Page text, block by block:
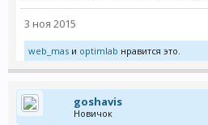
3 ноя 2015
web_mas и optimlab нравится это.
goshavis
Новичок